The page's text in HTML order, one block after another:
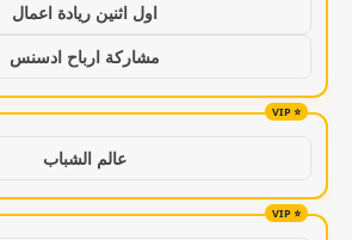
اول اثنين ريادة اعمال
مشاركة ارباح ادسنس
عالم الشباب